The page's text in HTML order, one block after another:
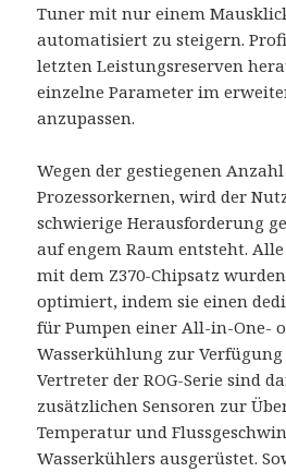
Tuner mit nur einem
automatisiert zu steigern.
letzten Leistungsreserven
einzelne Parameter im
anzupassen.
Wegen der gestiegenen
Prozessorkernen, wird der
schwierige Herausforderung
auf engem Raum entsteht.
mit dem Z370-Chipsatz
optimiert, indem sie einen
für Pumpen einer All-in-One-
Wasserkühlung zur Verfügung
Vertreter der ROG-Serie sind
zusätzlichen Sensoren zur
Temperatur und
Wasserkühlers ausgerüstet.